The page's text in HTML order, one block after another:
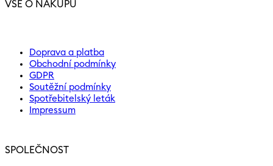
VŠE O NÁKUPU
Doprava a platba
Obchodní podmínky
GDPR
Soutěžní podmínky
Spotřebitelský leták
Impressum
SPOLEČNOST